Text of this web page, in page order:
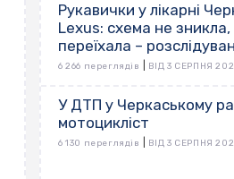
Рукавички у лікарні
Lexus: схема не
переїхала –
6 266 переглядів ВІД 3 СЕРПНЯ
У ДТП у Черкаському
мотоцикліст
6 130 переглядів ВІД 3 СЕРПНЯ